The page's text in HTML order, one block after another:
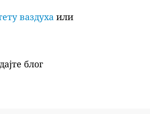
ваздуха или
блог